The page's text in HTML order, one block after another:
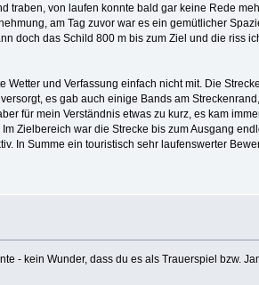
traben, von laufen konnte bald gar keine Rede
am Tag zuvor war es ein gemütlicher
doch das Schild 800 m bis zum Ziel und die riss
und Verfassung einfach nicht mit. Die
es gab auch einige Bands am
für mein Verständnis etwas zu kurz, es kam
Zielbereich war die Strecke bis zum Ausgang
In Summe ein touristisch sehr laufenswerter
- kein Wunder, dass du es als Trauerspiel bzw.